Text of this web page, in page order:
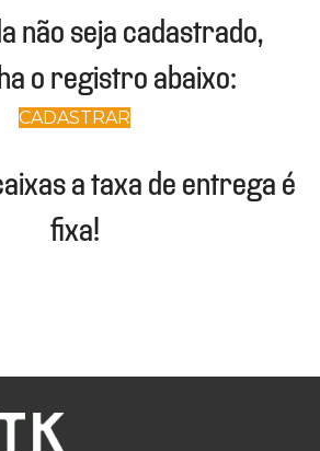
não seja cadastrado,
o registro abaixo:
CADASTRAR
a taxa de entrega é
fixa!